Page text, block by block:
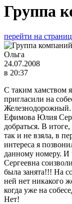
Группа
перейти на
Ольга
24.07.2008
в 20:37
С таким хамством
пригласили на
Железнодорожный.
Ефимова Юлия
добраться. В
так и не взяла, в
интереса я
данному номеру. И
Сергеевна
была занята!!! На
ней нет никакого
когда уже на
Нет!